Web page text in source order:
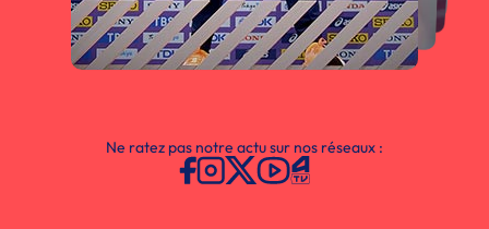
Ne ratez pas notre actu sur nos réseaux :